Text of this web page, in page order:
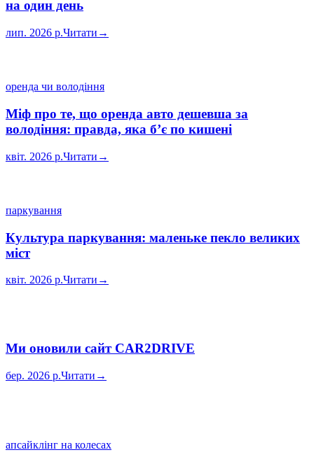
на один день
лип. 2026 р.Читати →
оренда чи володіння
Міф про те, що оренда авто дешевша за
володіння: правда, яка б’є по кишені
квіт. 2026 р.Читати →
паркування
Культура паркування: маленьке пекло великих
міст
квіт. 2026 р.Читати →
Ми оновили сайт CAR2DRIVE
бер. 2026 р.Читати →
апсайклінг на колесах